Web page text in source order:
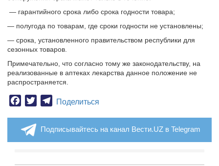
— гарантийного срока либо срока годности товара;
— полугода по товарам, где сроки годности не установлены;
— срока, установленного правительством республики для
сезонных товаров.
Примечательно, что согласно тому же законодательству, на
реализованные в аптеках лекарства данное положение не
распространяется.
Facebook
TwitterTelegram
Поделиться
Подписывайтесь на канал Вести.UZ в Telegram